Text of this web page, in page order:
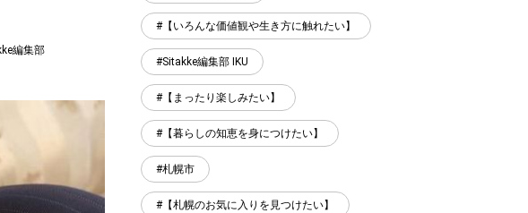
編集部
【いろんな価値観や生き方に触れたい】
Sitakke編集部 IKU
【まったり楽しみたい】
【暮らしの知恵を身につけたい】
札幌市
【札幌のお気に入りを見つけたい】